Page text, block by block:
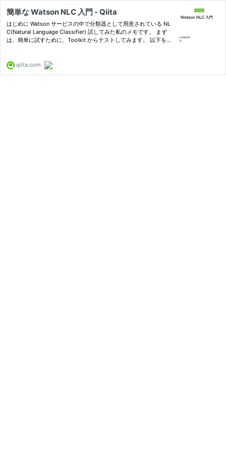
簡単な Watson NLC 入門 - Qiita
はじめに Watson サービスの中で分類器として用意されている NL
C(Natural Language Classifier) 試してみた私のメモです。 まず
は、簡単に試すために、Toolkit からテストしてみます。 以下を作
qiita.com